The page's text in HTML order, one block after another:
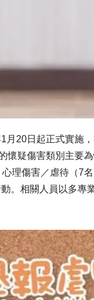
1月20日起正式實施
懷疑傷害類別主要
理傷害／虐待（7
。相關人員以多專